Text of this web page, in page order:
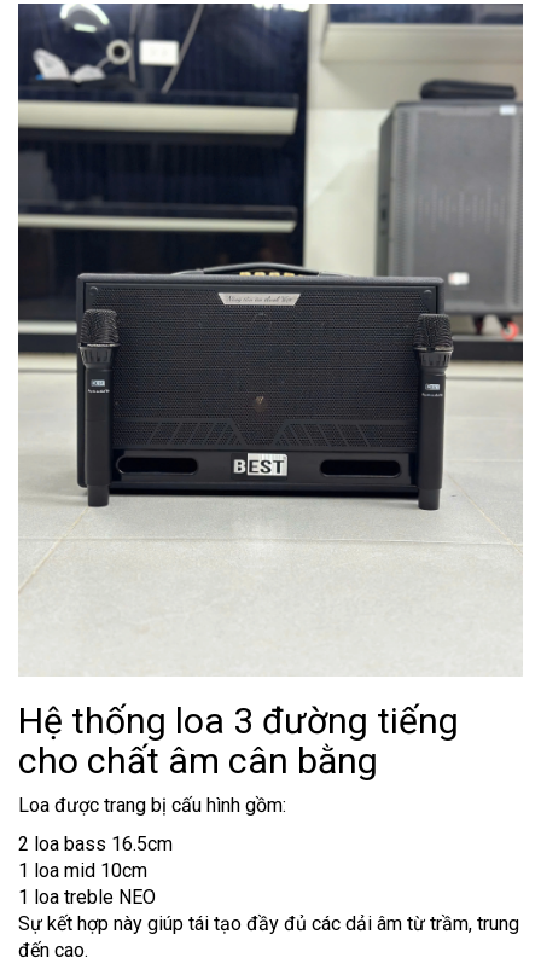
Hệ thống loa 3 đường tiếng
cho chất âm cân bằng
Loa được trang bị cấu hình gồm:
2 loa bass 16.5cm
1 loa mid 10cm
1 loa treble NEO
Sự kết hợp này giúp tái tạo đầy đủ các dải âm từ trầm, trung
đến cao.